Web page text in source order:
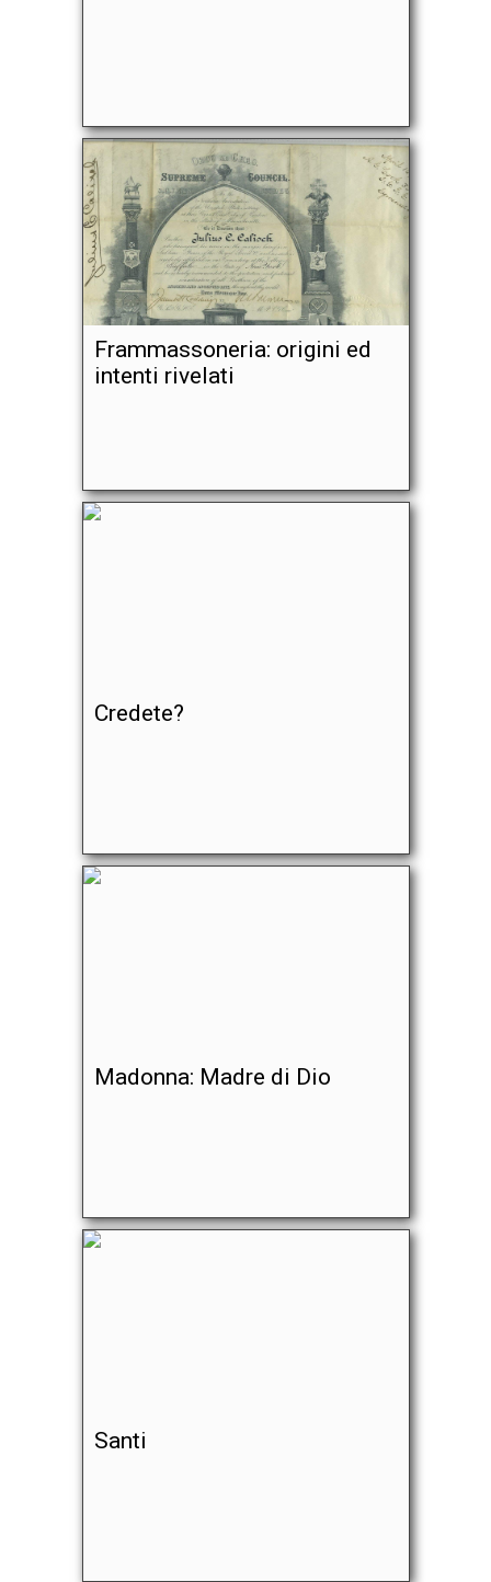
Frammassoneria: origini ed
intenti rivelati
Credete?
Madonna: Madre di Dio
Santi